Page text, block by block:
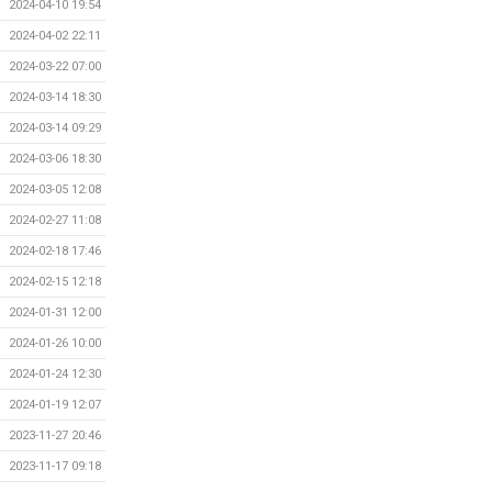
2024-04-10 19:54
2024-04-02 22:11
2024-03-22 07:00
2024-03-14 18:30
2024-03-14 09:29
2024-03-06 18:30
2024-03-05 12:08
2024-02-27 11:08
2024-02-18 17:46
2024-02-15 12:18
2024-01-31 12:00
2024-01-26 10:00
2024-01-24 12:30
2024-01-19 12:07
2023-11-27 20:46
2023-11-17 09:18